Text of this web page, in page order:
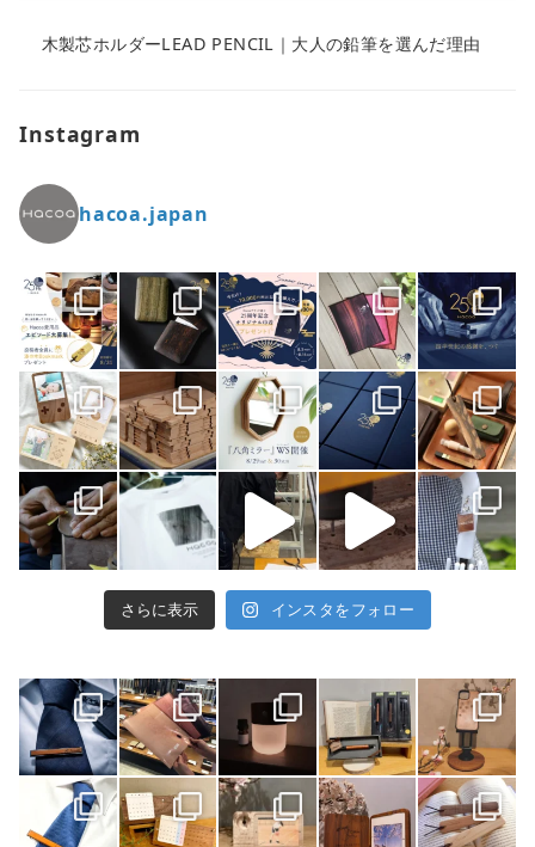
木製芯ホルダーLEAD PENCIL｜大人の鉛筆を選んだ理由
Instagram
hacoa.japan
さらに表示 インスタをフォロー